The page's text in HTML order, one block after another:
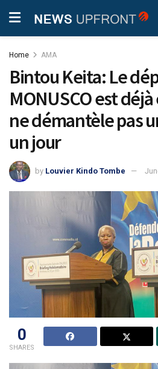
Home AMA
Bintou Keita: Le
MONUSCO est
ne démantèle pas
un jour
by Louvier Kindo Tombe
0
SHARES